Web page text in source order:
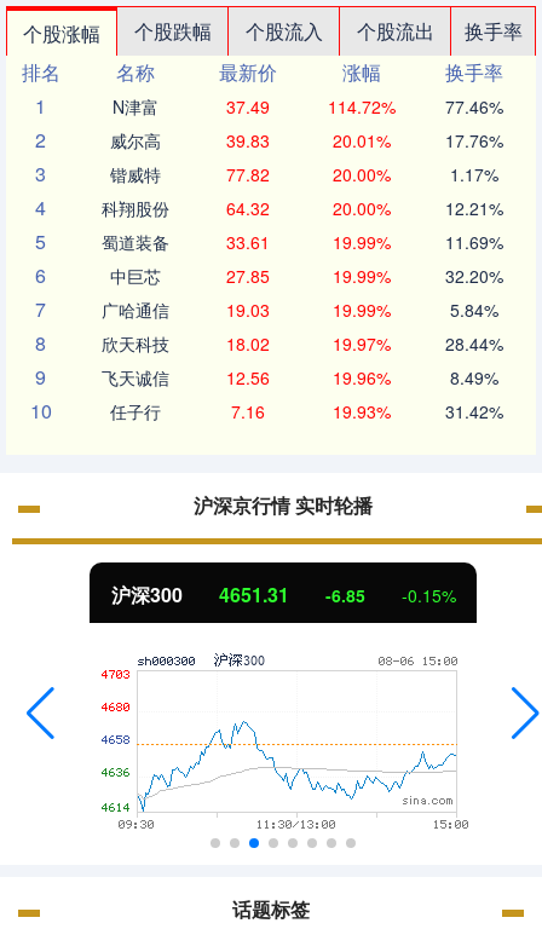
个股涨幅 个股跌幅 个股流入 个股流出
换手率
排名
名称 最新价 涨幅
换手率
1
N津富 37.49 114.72% 77.46%
2 威尔高 39.83 20.01% 17.76%
3 锴威特 77.82 20.00% 1.17%
4 科翔股份 64.32 20.00% 12.21%
5 蜀道装备 33.61 19.99% 11.69%
6 中巨芯 27.85 19.99% 32.20%
7 广哈通信 19.03 19.99% 5.84%
8 欣天科技 18.02 19.97% 28.44%
9 飞天诚信 12.56 19.96% 8.49%
10 任子行 7.16 19.93% 31.42%
沪深京行情 实时轮播
-0.15% 北证50 1122.88
话题标签